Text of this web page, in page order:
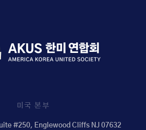
미국 본부
#250, Englewood Cliffs NJ 07632